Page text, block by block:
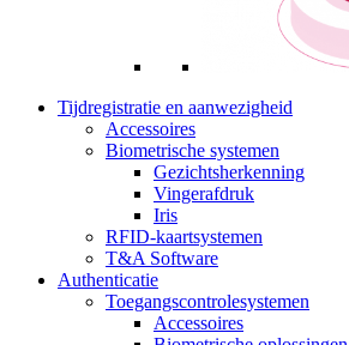
Tijdregistratie en aanwezigheid
Accessoires
Biometrische systemen
Gezichtsherkenning
Vingerafdruk
Iris
RFID-kaartsystemen
T&A Software
Authenticatie
Toegangscontrolesystemen
Accessoires